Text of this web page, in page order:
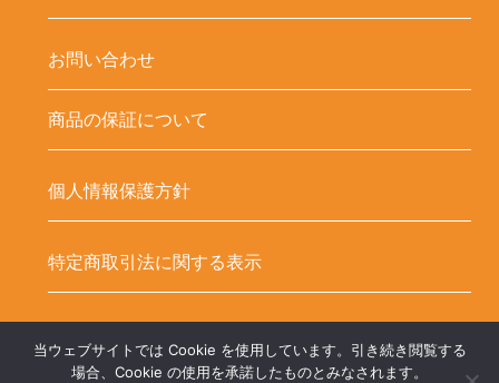
お問い合わせ
商品の保証について
個人情報保護方針
特定商取引法に関する表示
Copyright © LED-HUBオンラインショップ – LEDテープ関連商品. All
当ウェブサイトでは Cookie を使用しています。引き続き閲覧する
場合、Cookie の使用を承諾したものとみなされます。